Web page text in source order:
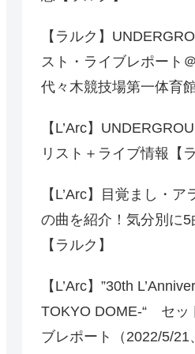
【ラルク】
スト・ライブレポート
代々木競技場第一体育館
【L’Arc】
リスト＋ライブ情報【
【L’Arc】目覚まし・
の曲を紹介！気分別に5
【ラルク】
【L’Arc】”30th
TOKYO DOME-“ セッ
ブレポート（2022/5/21